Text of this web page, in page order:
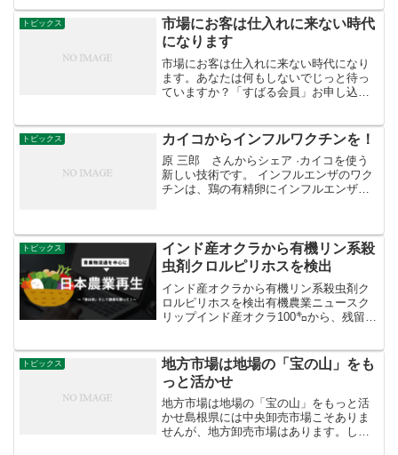
に驚きがないと消費者に支持されな
い。 市場の専売特許...
トピックス
市場にお客は仕入れに来ない時代
になります
市場にお客は仕入れに来ない時代になり
ます。あなたは何もしないでじっと待っ
ていますか？「すばる会員」お申し込み
トピックス カイコからインフルワクチンを！
原 三郎 さんからシェア ·カイコを使う
新しい技術です。 インフルエンザのワク
チンは、鶏の有精卵にインフルエンザウ
活化（感染能力をなくして）して作られ
ます。 インフルエ...
トピックス
インド産オクラから有機リン系殺
虫剤クロルピリホスを検出
インド産オクラから有機リン系殺虫剤ク
ロルピリホスを検出有機農業ニュースク
リップインド産オクラ100㌔から、残留基
0.01ppmを適用）を検出し回収。消費者
庁｜リコ...
トピックス
地方市場は地場の「宝の山」をも
っと活かせ
地方市場は地場の「宝の山」をもっと活
かせ島根県には中央卸売市場こそありま
せんが、地方卸売市場はあります。しか